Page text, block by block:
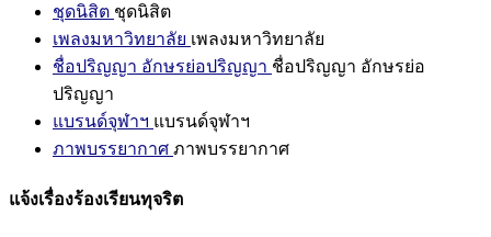
ชุดนิสิต ชุดนิสิต
เพลงมหาวิทยาลัย เพลงมหาวิทยาลัย
ชื่อปริญญา อักษรย่อปริญญา ชื่อปริญญา อักษรย่อ
ปริญญา
แบรนด์จุฬาฯ แบรนด์จุฬาฯ
ภาพบรรยากาศ ภาพบรรยากาศ
แจ้งเรื่องร้องเรียนทุจริต